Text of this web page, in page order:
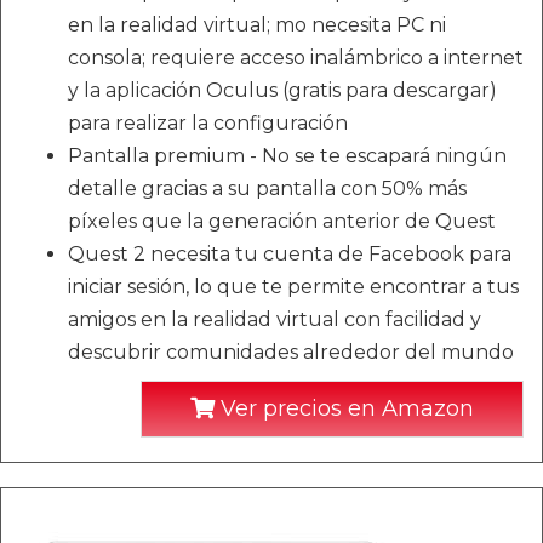
en la realidad virtual; mo necesita PC ni
consola; requiere acceso inalámbrico a internet
y la aplicación Oculus (gratis para descargar)
para realizar la configuración
Pantalla premium - No se te escapará ningún
detalle gracias a su pantalla con 50% más
píxeles que la generación anterior de Quest
Quest 2 necesita tu cuenta de Facebook para
iniciar sesión, lo que te permite encontrar a tus
amigos en la realidad virtual con facilidad y
descubrir comunidades alrededor del mundo
Ver precios en Amazon